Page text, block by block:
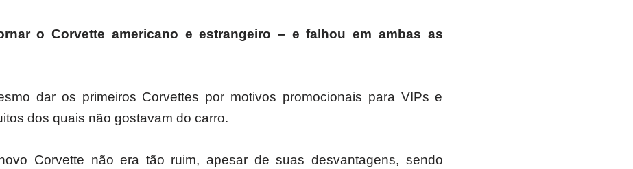
o Corvette americano e estrangeiro – e falhou em ambas as
dar os primeiros Corvettes por motivos promocionais para VIPs e
dos quais não gostavam do carro.
Corvette não era tão ruim, apesar de suas desvantagens, sendo